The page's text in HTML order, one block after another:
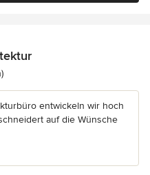
5 Sternen
entwickeln wir hoch
auf die Wünsche